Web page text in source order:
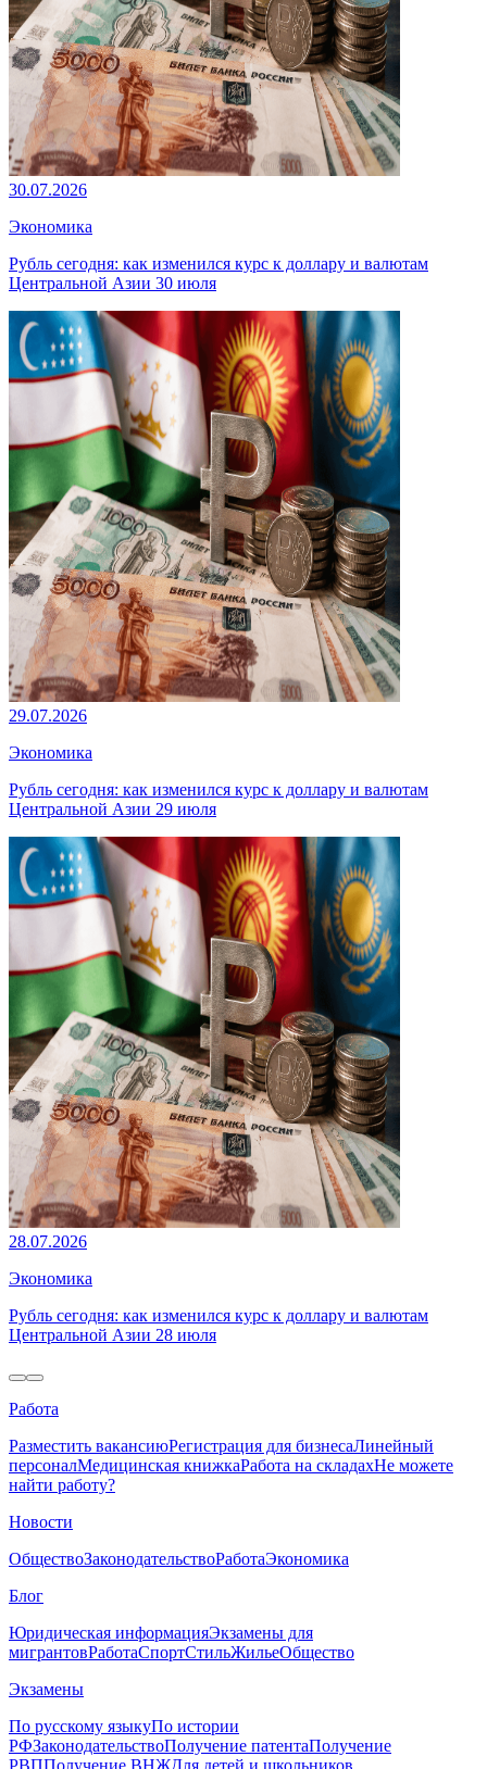
30.07.2026
Экономика
Рубль сегодня: как изменился курс к доллару и валютам
Центральной Азии 30 июля
29.07.2026
Экономика
Рубль сегодня: как изменился курс к доллару и валютам
Центральной Азии 29 июля
28.07.2026
Экономика
Рубль сегодня: как изменился курс к доллару и валютам
Центральной Азии 28 июля
Работа
Разместить вакансиюРегистрация для бизнесаЛинейный
персоналМедицинская книжкаРабота на складахНе можете
найти работу?
Новости
ОбществоЗаконодательствоРаботаЭкономика
Блог
Юридическая информацияЭкзамены для
мигрантовРаботаСпортСтильЖильеОбщество
Экзамены
По русскому языкуПо истории
РФЗаконодательствоПолучение патентаПолучение